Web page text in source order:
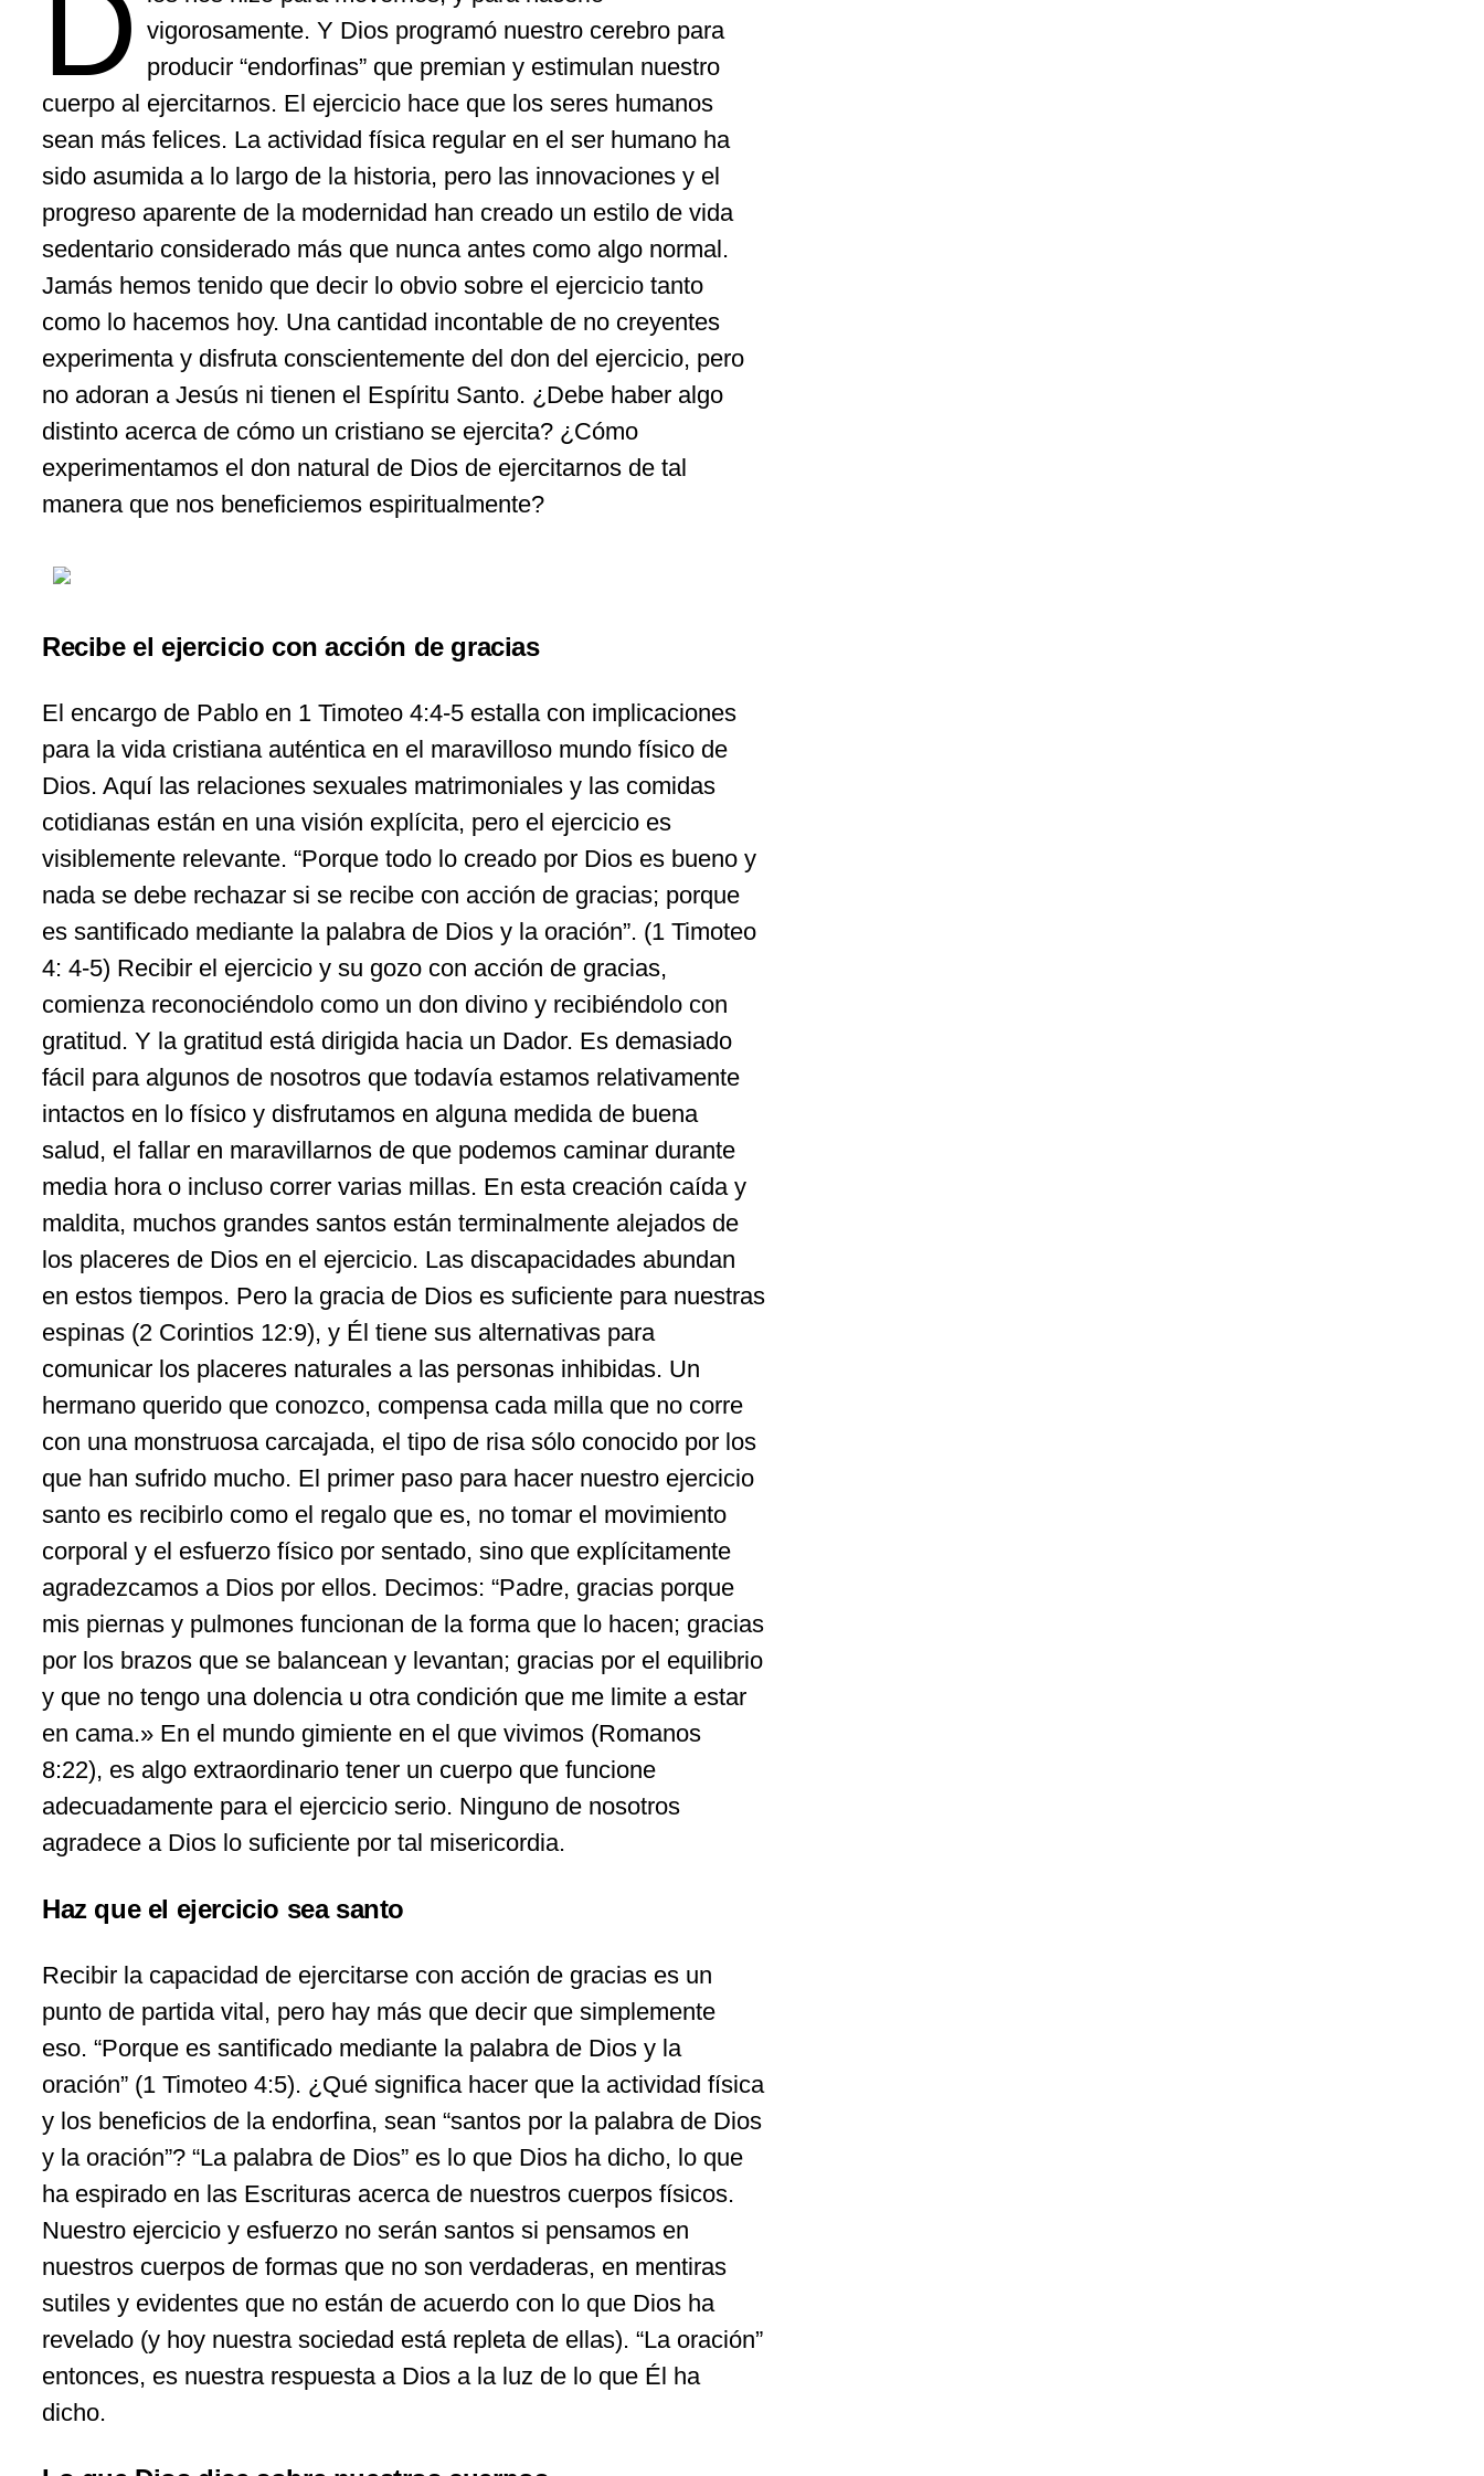
vigorosamente. Y Dios programó nuestro cerebro para
producir “endorfinas” que premian y estimulan nuestro
cuerpo al ejercitarnos. El ejercicio hace que los seres humanos
sean más felices. La actividad física regular en el ser humano ha
sido asumida a lo largo de la historia, pero las innovaciones y el
progreso aparente de la modernidad han creado un estilo de vida
sedentario considerado más que nunca antes como algo normal.
Jamás hemos tenido que decir lo obvio sobre el ejercicio tanto
como lo hacemos hoy. Una cantidad incontable de no creyentes
experimenta y disfruta conscientemente del don del ejercicio, pero
no adoran a Jesús ni tienen el Espíritu Santo. ¿Debe haber algo
distinto acerca de cómo un cristiano se ejercita? ¿Cómo
experimentamos el don natural de Dios de ejercitarnos de tal
manera que nos beneficiemos espiritualmente?
Recibe el ejercicio con acción de gracias
El encargo de Pablo en 1 Timoteo 4:4-5 estalla con implicaciones
para la vida cristiana auténtica en el maravilloso mundo físico de
Dios. Aquí las relaciones sexuales matrimoniales y las comidas
cotidianas están en una visión explícita, pero el ejercicio es
visiblemente relevante. “Porque todo lo creado por Dios es bueno y
nada se debe rechazar si se recibe con acción de gracias; porque
es santificado mediante la palabra de Dios y la oración”. (1 Timoteo
4: 4-5) Recibir el ejercicio y su gozo con acción de gracias,
comienza reconociéndolo como un don divino y recibiéndolo con
gratitud. Y la gratitud está dirigida hacia un Dador. Es demasiado
fácil para algunos de nosotros que todavía estamos relativamente
intactos en lo físico y disfrutamos en alguna medida de buena
salud, el fallar en maravillarnos de que podemos caminar durante
media hora o incluso correr varias millas. En esta creación caída y
maldita, muchos grandes santos están terminalmente alejados de
los placeres de Dios en el ejercicio. Las discapacidades abundan
en estos tiempos. Pero la gracia de Dios es suficiente para nuestras
espinas (2 Corintios 12:9), y Él tiene sus alternativas para
comunicar los placeres naturales a las personas inhibidas. Un
hermano querido que conozco, compensa cada milla que no corre
con una monstruosa carcajada, el tipo de risa sólo conocido por los
que han sufrido mucho. El primer paso para hacer nuestro ejercicio
santo es recibirlo como el regalo que es, no tomar el movimiento
corporal y el esfuerzo físico por sentado, sino que explícitamente
agradezcamos a Dios por ellos. Decimos: “Padre, gracias porque
mis piernas y pulmones funcionan de la forma que lo hacen; gracias
por los brazos que se balancean y levantan; gracias por el equilibrio
y que no tengo una dolencia u otra condición que me limite a estar
en cama.» En el mundo gimiente en el que vivimos (Romanos
8:22), es algo extraordinario tener un cuerpo que funcione
adecuadamente para el ejercicio serio. Ninguno de nosotros
agradece a Dios lo suficiente por tal misericordia.
Haz que el ejercicio sea santo
Recibir la capacidad de ejercitarse con acción de gracias es un
punto de partida vital, pero hay más que decir que simplemente
eso. “Porque es santificado mediante la palabra de Dios y la
oración” (1 Timoteo 4:5). ¿Qué significa hacer que la actividad física
y los beneficios de la endorfina, sean “santos por la palabra de Dios
y la oración”? “La palabra de Dios” es lo que Dios ha dicho, lo que
ha espirado en las Escrituras acerca de nuestros cuerpos físicos.
Nuestro ejercicio y esfuerzo no serán santos si pensamos en
nuestros cuerpos de formas que no son verdaderas, en mentiras
sutiles y evidentes que no están de acuerdo con lo que Dios ha
revelado (y hoy nuestra sociedad está repleta de ellas). “La oración”
entonces, es nuestra respuesta a Dios a la luz de lo que Él ha
dicho.